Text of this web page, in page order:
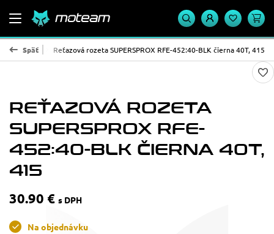
Späť
- oceľ Reťazová rozeta SUPERSPROX RFE-452:40-BLK čierna 40T, 415
REŤAZOVÁ ROZETA
SUPERSPROX RFE-
452:40-BLK ČIERNA 40T,
415
30.90 € s DPH
Na objednávku